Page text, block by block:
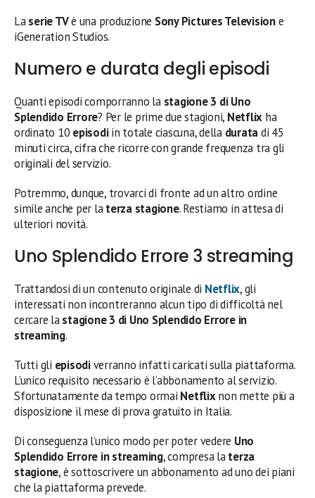
Laserie TVè una produzione Sony Pictures Televisione
iGeneration Studios.
Numero e durata degli episodi
Quanti episodi comporranno la stagione 3 di Uno
Splendido Errore? Per le prime due stagioni, Netflix ha
ordinato 10 episodiin totale ciascuna, della duratadi 45
minuti circa, cifra che ricorre con grande frequenza tra gli
originali del servizio.
Potremmo, dunque, trovarci di fronte ad un altro ordine
simile anche per laterza stagione. Restiamo in attesa di
ulteriori novità.
Uno Splendido Errore 3 streaming
Trattandosi di un contenuto originale di Netflix, gli
interessati non incontreranno alcun tipo di difficoltà nel
cercare lastagione 3 di Uno Splendido Errore in
streaming.
Tutti gli episodiverranno infatti caricati sulla piattaforma.
L’unico requisito necessario è l’abbonamento al servizio.
Sfortunatamente da tempo ormai Netflixnon mette più a
disposizione il mese di prova gratuito in Italia.
Di conseguenza l’unico modo per poter vedere Uno
Splendido Errore in streaming, compresa laterza
stagione, è sottoscrivere un abbonamento ad uno dei piani
che la piattaforma prevede.